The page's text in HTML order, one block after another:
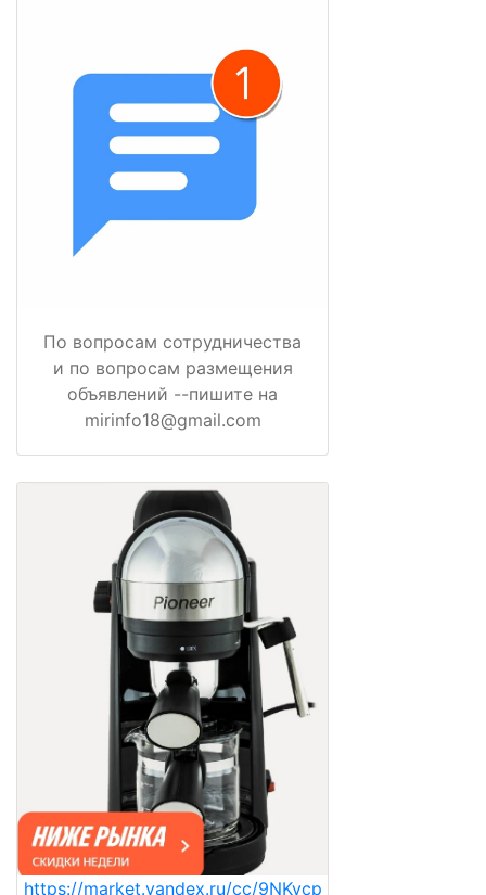
По вопросам сотрудничества
и по вопросам размещения
объявлений --пишите на
mirinfo18@gmail.com
https://market.yandex.ru/cc/9NKycp